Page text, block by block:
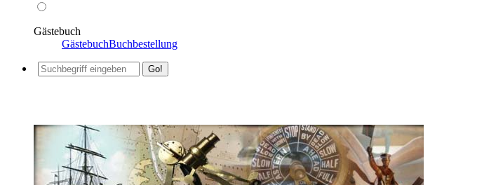
Gästebuch
GästebuchBuchbestellung